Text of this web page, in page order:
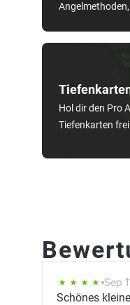
Hol dir den Pro
Tiefenkarten frei
Sep
Schönes